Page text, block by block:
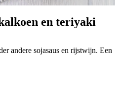
en teriyaki
andere sojasaus en rijstwijn. Een